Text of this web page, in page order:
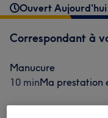
Ouvert
Correspondant à
Manucure
10 minMa prestation